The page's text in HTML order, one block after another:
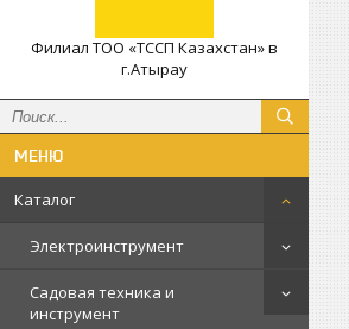
Филиал ТОО «ТССП Казахстан» в
г.Атырау
Каталог
Электроинструмент
Садовая техника и
инструмент